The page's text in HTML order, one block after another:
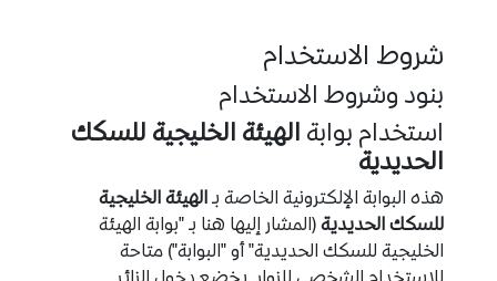
شروط الاستخدام
بنود وشروط الاستخدام
استخدام بوابة الهيئة الخليجية للسكك
الحديدية
هذه البوابة الإلكترونية الخاصة بـ الهيئة الخليجية
للسكك الحديدية (المشار إليها هنا بـ "بوابة الهيئة
الخليجية للسكك الحديدية" أو "البوابة") متاحة
للاستخدام الشخصي للزوار. يخضع دخول الزائر